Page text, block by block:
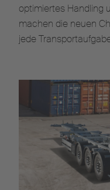
optimiertes Handling
machen die neuen
jede